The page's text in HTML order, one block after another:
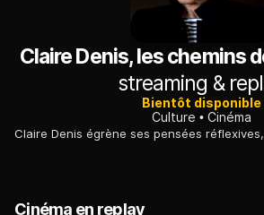
Claire Denis, les chemins
streaming &
Bientôt disponible
Culture
Cinéma
Cinéma en replay